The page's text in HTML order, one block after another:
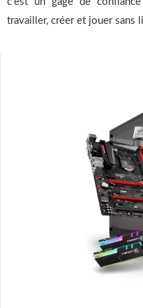
travailler, créer et jouer sans